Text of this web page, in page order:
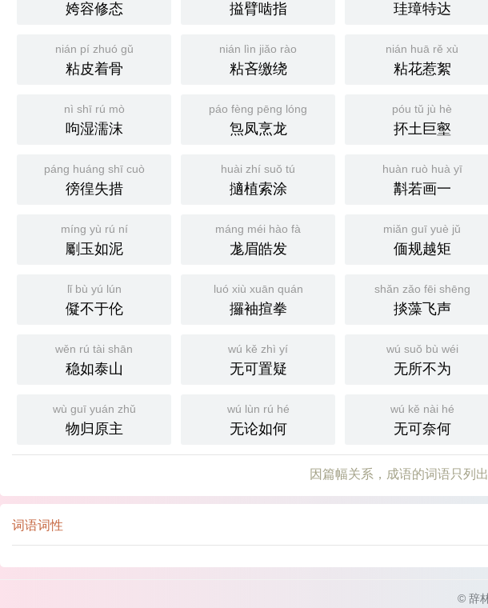
姱容修态 搤臂啮指 珪璋特达
nián pí zhuó gǔ
粘皮着骨
nián lìn jiǎo rào
粘吝缴绕
nián huā rě xù
粘花惹絮
nì shī rú mò
呴湿濡沫
páo fèng pēng lóng
炰凤烹龙
póu tǔ jù hè
抔土巨壑
páng huáng shī cuò
徬徨失措
huài zhí suǒ tú
擿植索涂
huàn ruò huà yī
斠若画一
míng yù rú ní
劚玉如泥
máng méi hào fà
尨眉皓发
miǎn guī yuè jǔ
偭规越矩
lǐ bù yú lún
儗不于伦
luó xiù xuān quán
攞袖揎拳
shǎn zǎo fēi shēng
掞藻飞声
wěn rú tài shān
稳如泰山
wú kě zhì yí
无可置疑
wú suǒ bù wéi
无所不为
wù guī yuán zhǔ
物归原主
wú lùn rú hé
无论如何
wú kě nài hé
无可奈何
因篇幅关系，成语的词语只列
词语词性
© 辞